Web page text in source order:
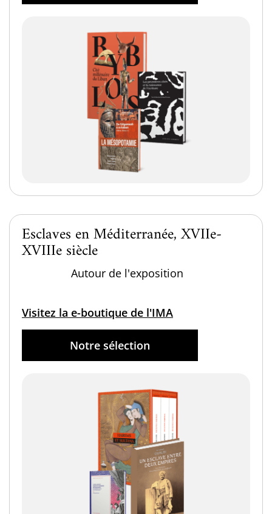
Esclaves en Méditerranée, XVIIe-
XVIIIe siècle
Autour de l'exposition
Notre sélection
Visitez la e-boutique de l'IMA